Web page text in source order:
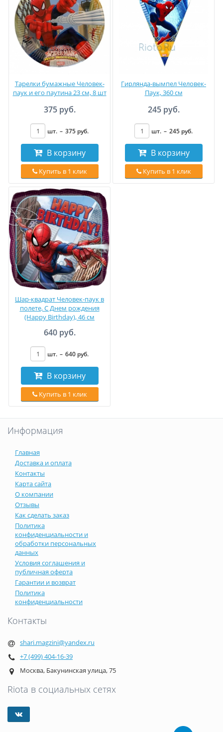
Тарелки бумажные Человек-
паук и его паутина 23 см, 8 шт
375 руб.
шт. – 375 руб.
В корзину
Купить в 1 клик
Гирлянда-вымпел Человек-
Паук, 360 см
245 руб.
шт. – 245 руб.
В корзину
Купить в 1 клик
Шар-квадрат Человек-паук в
полете, C Днем рождения
(Happy Birthday), 46 см
640 руб.
шт. – 640 руб.
В корзину
Купить в 1 клик
Информация
Главная
Доставка и оплата
Контакты
Карта сайта
О компании
Отзывы
Как сделать заказ
Политика
конфиденциальности и
обработки персональных
данных
Условия соглашения и
публичная оферта
Гарантии и возврат
Политика
конфиденциальности
Контакты
shari.magzini@yandex.ru
+7 (499) 404-16-39
Москва, Бакунинская улица, 75
Riota в социальных сетях